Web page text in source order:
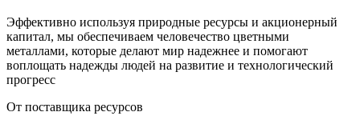
Эффективно используя природные ресурсы и акционерный
капитал, мы обеспечиваем человечество цветными
металлами, которые делают мир надежнее и помогают
воплощать надежды людей на развитие и технологический
прогресс
От поставщика ресурсов